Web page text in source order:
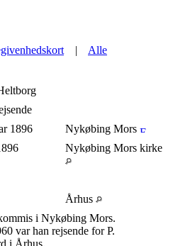
| Alle
1896
Nykøbing Mors
Nykøbing Mors kirke
Århus
i Nykøbing Mors.
var han rejsende for P.
i Århus.